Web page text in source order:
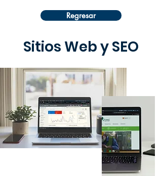
Regresar
Sitios Web y SEO